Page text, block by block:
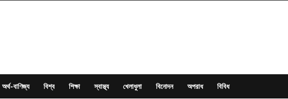
অর্থ-বাণিজ্য বিশ্ব শিক্ষা স্বাস্থ্য খেলাধুলা বিনোদন অপরাধ বিবিধ